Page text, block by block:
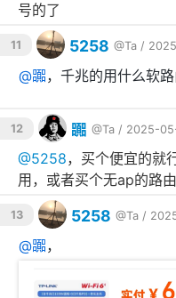
号的了
11 5258 @Ta /
@嚻，千兆的用什么软
12 嚻 @Ta / 2025-
@5258，买个便宜的就
用，或者买个无ap的路
13 5258 @Ta /
@嚻，